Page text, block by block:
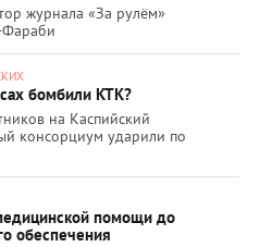
журнала «За рулём»
Фараби
бомбили КТК?
на Каспийский
консорциум ударили по
помощи до
обеспечения